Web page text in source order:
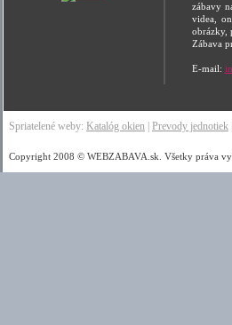
zábavy
videa,
obrázky,
Zábava
E-mail:
Spriatelené weby: Katalóg okien Prevody jednotiek
Copyright 2008 © WEBZABAVA.sk. Všetky práva